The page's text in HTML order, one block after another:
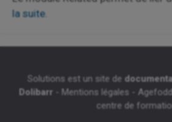
la suite.
Solutions est un site de
Dolibarr - Mentions légales -
centre de